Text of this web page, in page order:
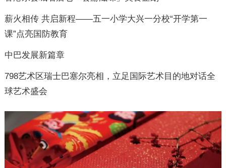
薪火相传 共启新程——五一小学大兴一分校“开学第一
课”点亮国防教育
中巴发展新篇章
798艺术区瑞士巴塞尔亮相，立足国际艺术目的地对话全
球艺术盛会